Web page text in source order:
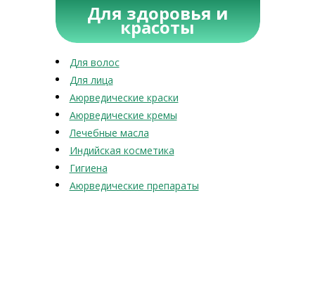
Для здоровья и
красоты
Для волос
Для лица
Аюрведические краски
Аюрведические кремы
Лечебные масла
Индийская косметика
Гигиена
Аюрведические препараты